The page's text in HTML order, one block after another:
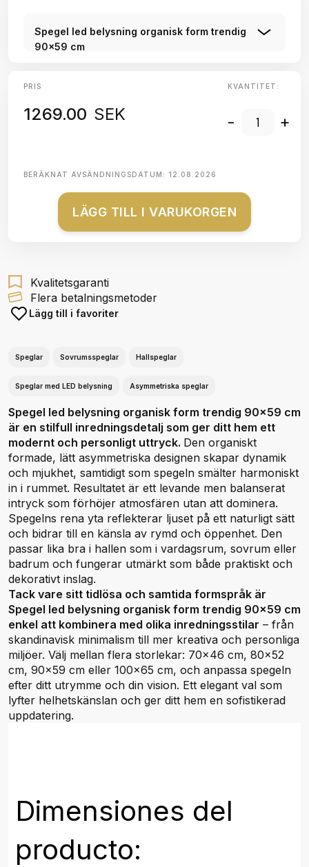
Spegel led belysning organisk form trendig
90x59 cm
PRIS
1269.00 SEK
KVANTITET:
- +
BERÄKNAT AVSÄNDNINGSDATUM: 12.08.2026
LÄGG TILL I VARUKORGEN
Kvalitetsgaranti
Flera betalningsmetoder
Lägg till i favoriter
Speglar Sovrumsspeglar Hallspeglar
Speglar med LED belysning Asymmetriska speglar
Spegel led belysning organisk form trendig 90x59 cm
är en stilfull inredningsdetalj som ger ditt hem ett
modernt och personligt uttryck. Den organiskt
formade, lätt asymmetriska designen skapar dynamik
och mjukhet, samtidigt som spegeln smälter harmoniskt
in i rummet. Resultatet är ett levande men balanserat
intryck som förhöjer atmosfären utan att dominera.
Spegelns rena yta reflekterar ljuset på ett naturligt sätt
och bidrar till en känsla av rymd och öppenhet. Den
passar lika bra i hallen som i vardagsrum, sovrum eller
badrum och fungerar utmärkt som både praktiskt och
dekorativt inslag.
Tack vare sitt tidlösa och samtida formspråk är
Spegel led belysning organisk form trendig 90x59 cm
enkel att kombinera med olika inredningsstilar – från
skandinavisk minimalism till mer kreativa och personliga
miljöer. Välj mellan flera storlekar: 70x46 cm, 80x52
cm, 90x59 cm eller 100x65 cm, och anpassa spegeln
efter ditt utrymme och din vision. Ett elegant val som
lyfter helhetskänslan och ger ditt hem en sofistikerad
uppdatering.
Dimensiones del
producto: